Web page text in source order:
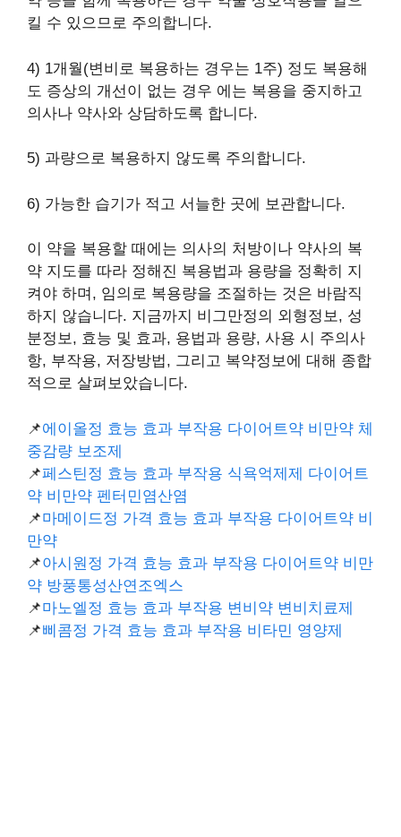
킬 수 있으므로 주의합니다.
4) 1개월(변비로 복용하는 경우는 1주) 정도 복용해
도 증상의 개선이 없는 경우 에는 복용을 중지하고
의사나 약사와 상담하도록 합니다.
5) 과량으로 복용하지 않도록 주의합니다.
6) 가능한 습기가 적고 서늘한 곳에 보관합니다.
이 약을 복용할 때에는 의사의 처방이나 약사의 복
약 지도를 따라 정해진 복용법과 용량을 정확히 지
켜야 하며, 임의로 복용량을 조절하는 것은 바람직
하지 않습니다. 지금까지 비그만정의 외형정보, 성
분정보, 효능 및 효과, 용법과 용량, 사용 시 주의사
항, 부작용, 저장방법, 그리고 복약정보에 대해 종합
적으로 살펴보았습니다.
📌에이올정 효능 효과 부작용 다이어트약 비만약 체
중감량 보조제
📌페스틴정 효능 효과 부작용 식욕억제제 다이어트
약 비만약 펜터민염산염
📌마메이드정 가격 효능 효과 부작용 다이어트약 비
만약
📌아시원정 가격 효능 효과 부작용 다이어트약 비만
약 방풍통성산연조엑스
📌마노엘정 효능 효과 부작용 변비약 변비치료제
📌삐콤정 가격 효능 효과 부작용 비타민 영양제